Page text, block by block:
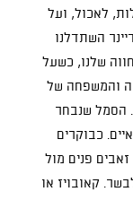
לאכול, ועל
השתדלנו
שלנו, כשעל
והמשפחה של
הסמל שנבחר
כבוקרים
פנים מול
קאובויז או